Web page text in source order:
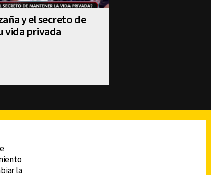
y el secreto de
vida privada
la